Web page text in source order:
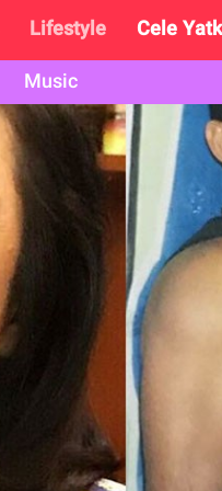
Lifestyle Cele
Music